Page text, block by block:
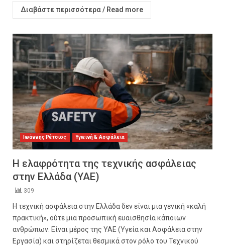
Διαβάστε περισσότερα / Read more
Ιωάννης Ρέτσιος Υγιεινή & Ασφάλεια
Η ελαφρότητα της τεχνικής ασφάλειας
στην Ελλάδα (ΥΑΕ)
309
Η τεχνική ασφάλεια στην Ελλάδα δεν είναι μια γενική «καλή
πρακτική», ούτε μια προσωπική ευαισθησία κάποιων
ανθρώπων. Είναι μέρος της ΥΑΕ (Υγεία και Ασφάλεια στην
Εργασία) και στηρίζεται θεσμικά στον ρόλο του Τεχνικού